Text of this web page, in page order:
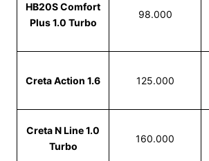
HB20S Comfort
Plus 1.0 Turbo
98.000
Creta Action 1.6 125.000
Creta N Line 1.0
Turbo
160.000